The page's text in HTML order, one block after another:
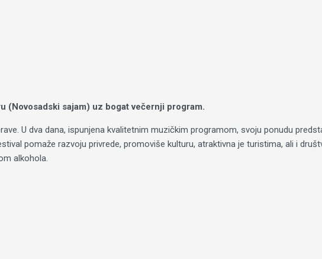
(Novosadski sajam) uz bogat večernji program.
U dva dana, ispunjena kvalitetnim muzičkim programom, svoju ponudu
pomaže razvoju privrede, promoviše kulturu, atraktivna je turistima, ali i
alkohola.